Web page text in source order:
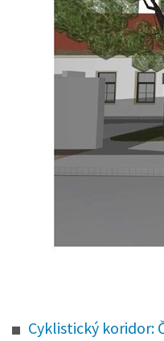
Cyklistický koridor: